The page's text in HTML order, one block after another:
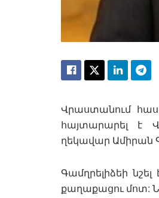
Վրաստանում
հայտարարել է
ղեկավար Ամիրան
Գամղրելիձեի
քաղաքացու մոտ: